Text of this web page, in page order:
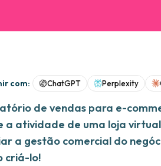
com: ChatGPT Perplexity
de vendas para e-
a atividade de uma loja
a gestão comercial do
criá-lo!